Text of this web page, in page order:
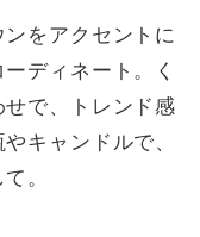
をアクセントに
ディネート。く
で、トレンド感
キャンドルで、
。